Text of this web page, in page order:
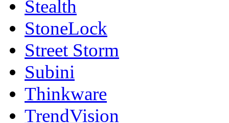
Stealth
StoneLock
Street Storm
Subini
Thinkware
TrendVision